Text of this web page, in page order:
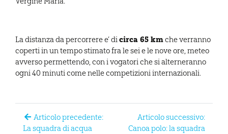
La distanza da percorrere e’ dicirca 65 kmche verranno
coperti in un tempo stimato fra le sei e le nove ore, meteo
avverso permettendo, con i vogatori che si alterneranno
ogni 40 minuti come nelle competizioni internazionali.
Articolo precedente:
La squadra di acqua
Articolo successivo:
Canoa polo: la squadra